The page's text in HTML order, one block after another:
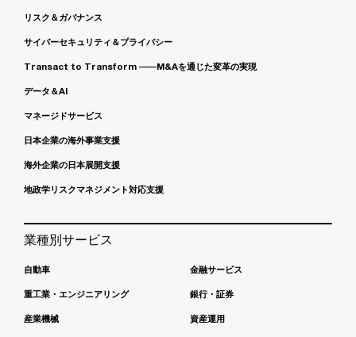
リスク＆ガバナンス
サイバーセキュリティ＆プライバシー
Transact to Transform ――M&Aを通じた変革の実現
データ＆AI
マネージドサービス
日本企業の海外事業支援
海外企業の日本展開支援
地政学リスクマネジメント対応支援
業種別サービス
自動車
重工業・エンジニアリング
産業機械
金融サービス
銀行・証券
資産運用